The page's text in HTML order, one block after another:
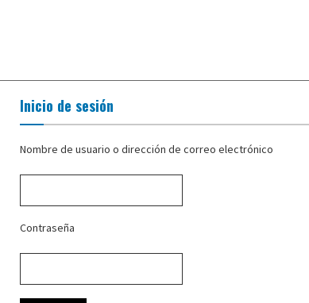
Inicio de sesión
Nombre de usuario o dirección de correo electrónico
Contraseña